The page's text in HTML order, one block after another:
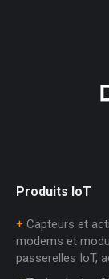
Produits IoT
+ Capteurs et
modems et
passerelles IoT,